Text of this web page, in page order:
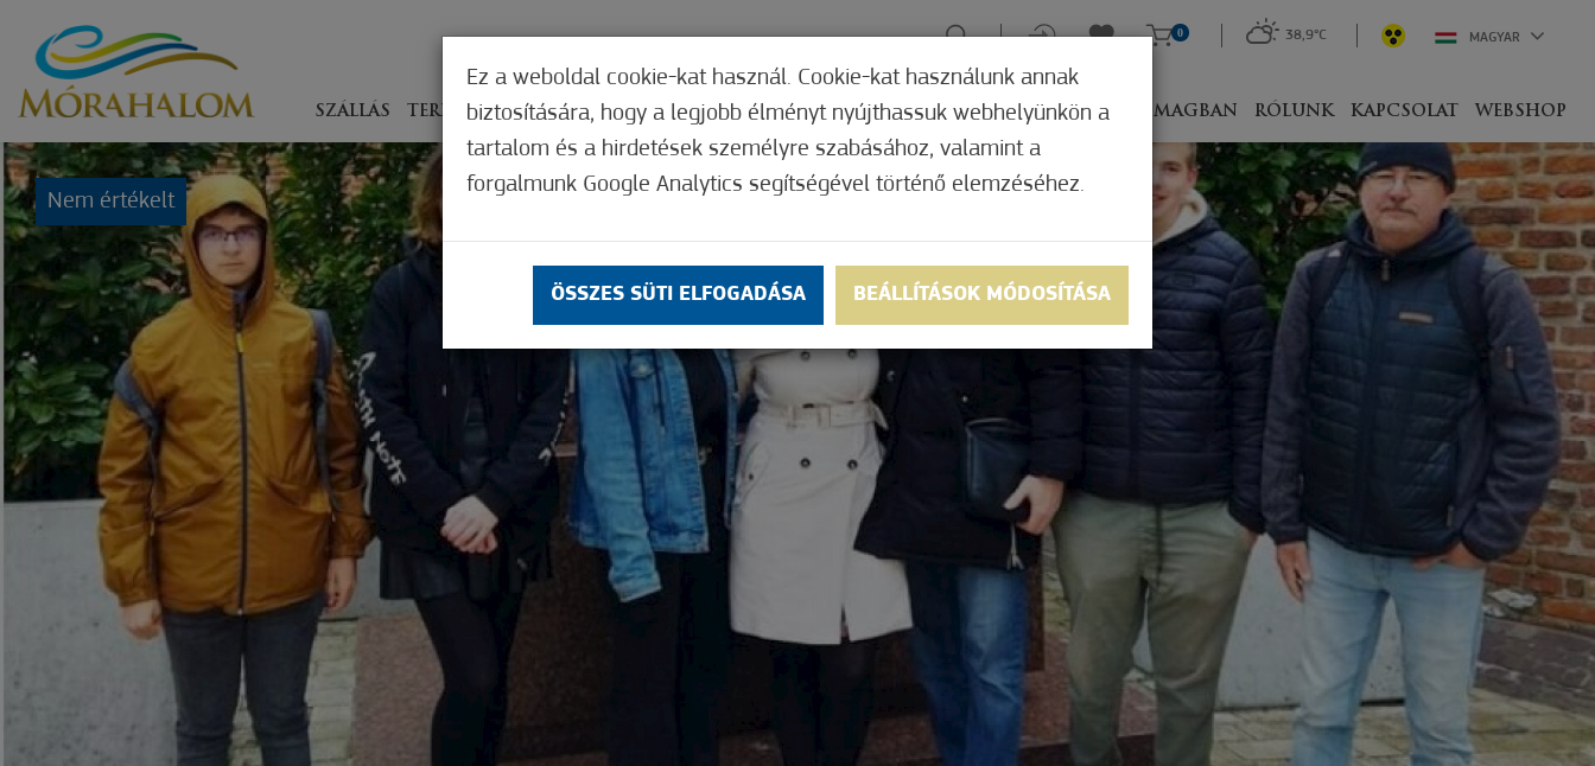
SZÁLLÁS TERÍTÉKEN ÉLMÉNYSZERZÉS ZÖLD FÓKUSZ GYÓGYHELY MERRE, MIVEL CSOMAGBAN RÓLUNK KAPCSOLAT WEBSHOP
0 38,9°C MAGYAR
Nem értékelt
Ez a weboldal cookie-kat használ. Cookie-kat használunk annak
biztosítására, hogy a legjobb élményt nyújthassuk webhelyünkön a
tartalom és a hirdetések személyre szabásához, valamint a
forgalmunk Google Analytics segítségével történő elemzéséhez.
ÖSSZES SÜTI ELFOGADÁSA BEÁLLÍTÁSOK MÓDOSÍTÁSA